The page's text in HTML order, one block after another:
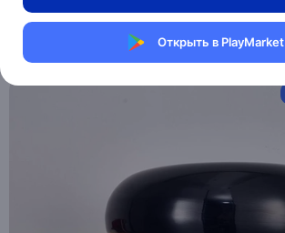
Открыть в PlayMarket
Магазин Table lamps
MAI_HE_MAI_GLAM